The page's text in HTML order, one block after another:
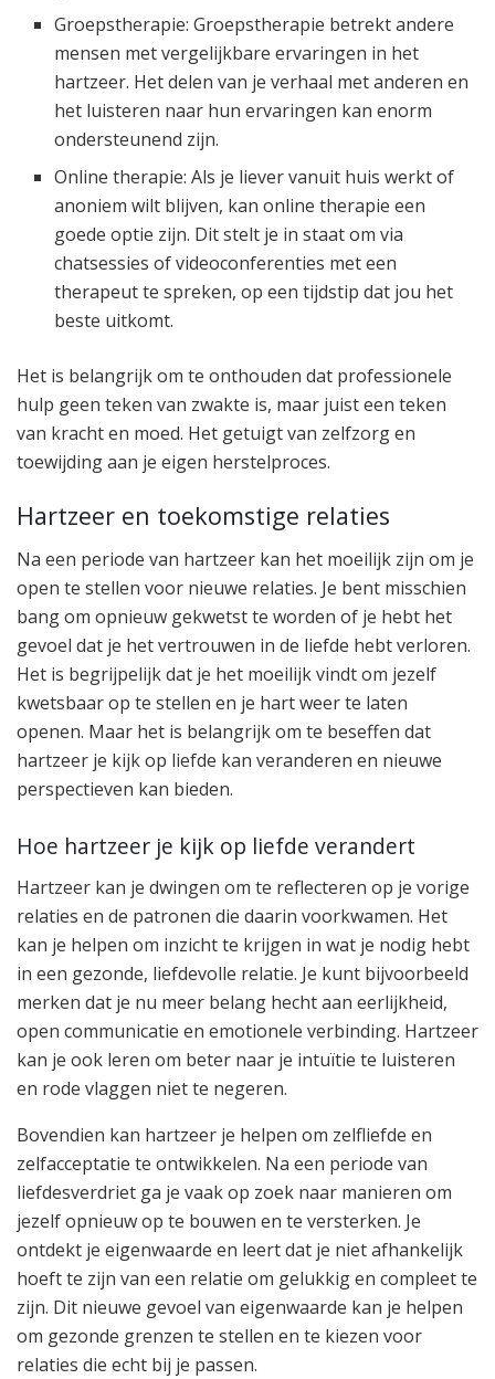
Groepstherapie: Groepstherapie betrekt andere
mensen met vergelijkbare ervaringen in het
hartzeer. Het delen van je verhaal met anderen en
het luisteren naar hun ervaringen kan enorm
ondersteunend zijn.
Online therapie: Als je liever vanuit huis werkt of
anoniem wilt blijven, kan online therapie een
goede optie zijn. Dit stelt je in staat om via
chatsessies of videoconferenties met een
therapeut te spreken, op een tijdstip dat jou het
beste uitkomt.
Het is belangrijk om te onthouden dat professionele
hulp geen teken van zwakte is, maar juist een teken
van kracht en moed. Het getuigt van zelfzorg en
toewijding aan je eigen herstelproces.
Hartzeer en toekomstige relaties
Na een periode van hartzeer kan het moeilijk zijn om je
open te stellen voor nieuwe relaties. Je bent misschien
bang om opnieuw gekwetst te worden of je hebt het
gevoel dat je het vertrouwen in de liefde hebt verloren.
Het is begrijpelijk dat je het moeilijk vindt om jezelf
kwetsbaar op te stellen en je hart weer te laten
openen. Maar het is belangrijk om te beseffen dat
hartzeer je kijk op liefde kan veranderen en nieuwe
perspectieven kan bieden.
Hoe hartzeer je kijk op liefde verandert
Hartzeer kan je dwingen om te reflecteren op je vorige
relaties en de patronen die daarin voorkwamen. Het
kan je helpen om inzicht te krijgen in wat je nodig hebt
in een gezonde, liefdevolle relatie. Je kunt bijvoorbeeld
merken dat je nu meer belang hecht aan eerlijkheid,
open communicatie en emotionele verbinding. Hartzeer
kan je ook leren om beter naar je intuïtie te luisteren
en rode vlaggen niet te negeren.
Bovendien kan hartzeer je helpen om zelfliefde en
zelfacceptatie te ontwikkelen. Na een periode van
liefdesverdriet ga je vaak op zoek naar manieren om
jezelf opnieuw op te bouwen en te versterken. Je
ontdekt je eigenwaarde en leert dat je niet afhankelijk
hoeft te zijn van een relatie om gelukkig en compleet te
zijn. Dit nieuwe gevoel van eigenwaarde kan je helpen
om gezonde grenzen te stellen en te kiezen voor
relaties die echt bij je passen.